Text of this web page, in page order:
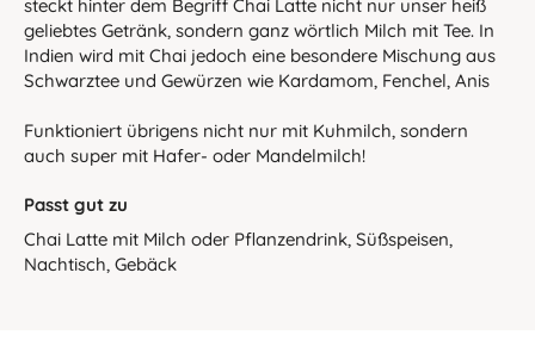
steckt hinter dem Begriff Chai Latte nicht nur unser heiß
geliebtes Getränk, sondern ganz wörtlich Milch mit Tee. In
Indien wird mit Chai jedoch eine besondere Mischung aus
Schwarztee und Gewürzen wie Kardamom, Fenchel, Anis
Funktioniert übrigens nicht nur mit Kuhmilch, sondern
auch super mit Hafer- oder Mandelmilch!
Passt gut zu
Chai Latte mit Milch oder Pflanzendrink, Süßspeisen,
Nachtisch, Gebäck